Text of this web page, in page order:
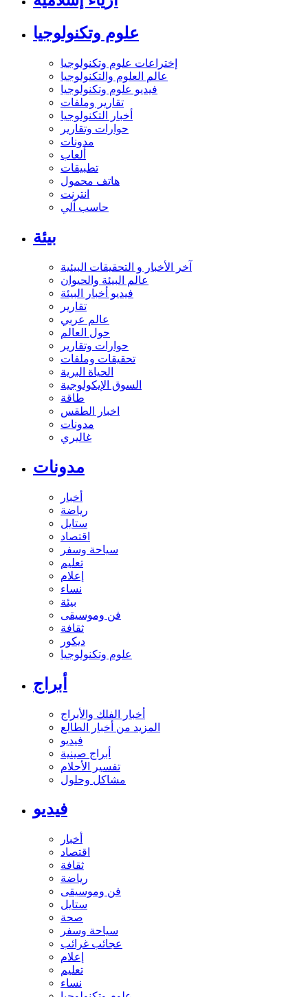
علوم وتكنولوجيا
إختراعات علوم وتكنولوجيا
عالم العلوم والتكنولوجيا
فيديو علوم وتكنولوجيا
تقارير وملفات
أخبار التكنولوجيا
حوارات وتقارير
مدونات
ألعاب
تطبيقات
هاتف محمول
انترنت
حاسب آلي
بيئة
آخر الأخبار و التحقيقات البيئية
عالم البيئة والحيوان
فيديو أخبار البيئة
تقارير
عالم عربي
حول العالم
حوارات وتقارير
تحقيقات وملفات
الحياة البرية
السوق الإيكولوجية
طاقة
اخبار الطقس
مدونات
غاليري
مدونات
أخبار
رياضة
ستايل
اقتصاد
سياحة وسفر
تعليم
إعلام
نساء
بيئة
فن وموسيقى
ثقافة
ديكور
علوم وتكنولوجيا
أبراج
أخبار الفلك والأبراج
المزيد من أخبار الطالع
فيديو
أبراج صينية
تفسير الأحلام
مشاكل وحلول
فيديو
أخبار
اقتصاد
ثقافة
رياضة
فن وموسيقى
ستايل
صحة
سياحة وسفر
عجائب غرائب
إعلام
تعليم
نساء